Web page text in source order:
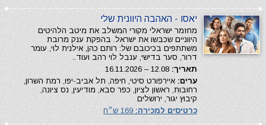
יאסו - האהבה היוונית שלי
מחזמר ישראלי מקורי המשלב את מיטב הלהיטים
היווניים שכבשו את ישראל. בהפקת ענק מרובת
משתתפים בכיכובם של: רותם כהן, אילנית לוי, עומר
דרור, סער בדישי, ענבל לוי רהב ועוד..
תאריך:
ערים: איירפורט סיטי, חיפה, תל אביב-יפו, רמת השרון,
רחובות, ראשון לציון, כפר סבא, מודיעין, נס ציונה,
קיבוץ יגור, ירושלים
כרטיסים למכירה: